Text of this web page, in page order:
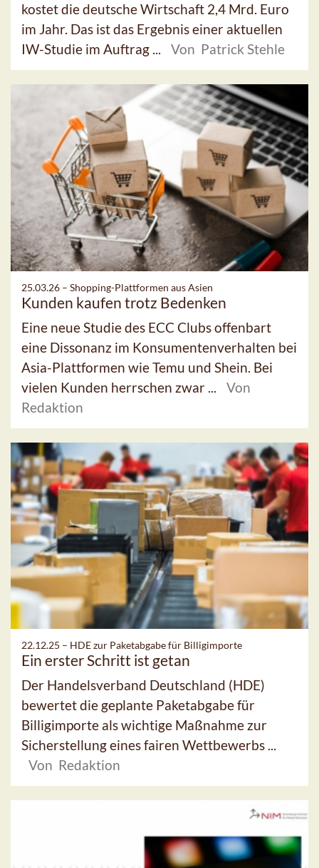
kostet die deutsche Wirtschaft 2,4 Mrd. Euro
im Jahr. Das ist das Ergebnis einer aktuellen
IW-Studie im Auftrag ...
Von Patrick Stehle
25.03.26 – Shopping-Plattformen aus Asien
Kunden kaufen trotz Bedenken
Eine neue Studie des ECC Clubs offenbart
eine Dissonanz im Konsumentenverhalten bei
Asia-Plattformen wie Temu und Shein. Bei
vielen Kunden herrschen zwar ...
Von
Redaktion
22.12.25 – HDE zur Paketabgabe für Billigimporte
Ein erster Schritt ist getan
Der Handelsverband Deutschland (HDE)
bewertet die geplante Paketabgabe für
Billigimporte als wichtige Maßnahme zur
Sicherstellung eines fairen Wettbewerbs ...
Von Redaktion